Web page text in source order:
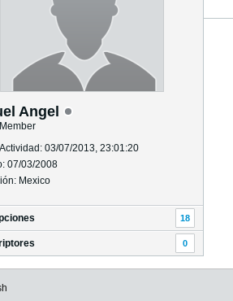
Angel
03/07/2013, 23:01:20
07/03/2008
Mexico
18
0